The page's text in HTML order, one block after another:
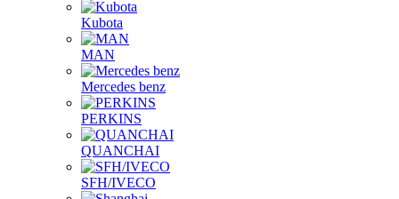
Kubota
MAN
Mercedes benz
PERKINS
QUANCHAI
SFH/IVECO